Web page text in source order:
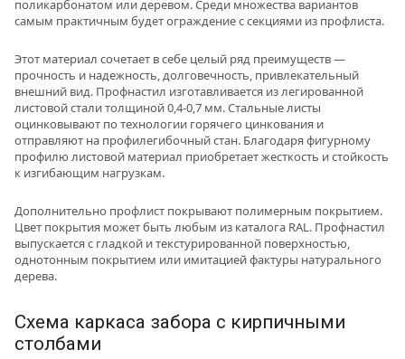
поликарбонатом или деревом. Среди множества вариантов
самым практичным будет ограждение с секциями из профлиста.
Этот материал сочетает в себе целый ряд преимуществ —
прочность и надежность, долговечность, привлекательный
внешний вид. Профнастил изготавливается из легированной
листовой стали толщиной 0,4-0,7 мм. Стальные листы
оцинковывают по технологии горячего цинкования и
отправляют на профилегибочный стан. Благодаря фигурному
профилю листовой материал приобретает жесткость и стойкость
к изгибающим нагрузкам.
Дополнительно профлист покрывают полимерным покрытием.
Цвет покрытия может быть любым из каталога RAL. Профнастил
выпускается с гладкой и текстурированной поверхностью,
однотонным покрытием или имитацией фактуры натурального
дерева.
Схема каркаса забора с кирпичными
столбами